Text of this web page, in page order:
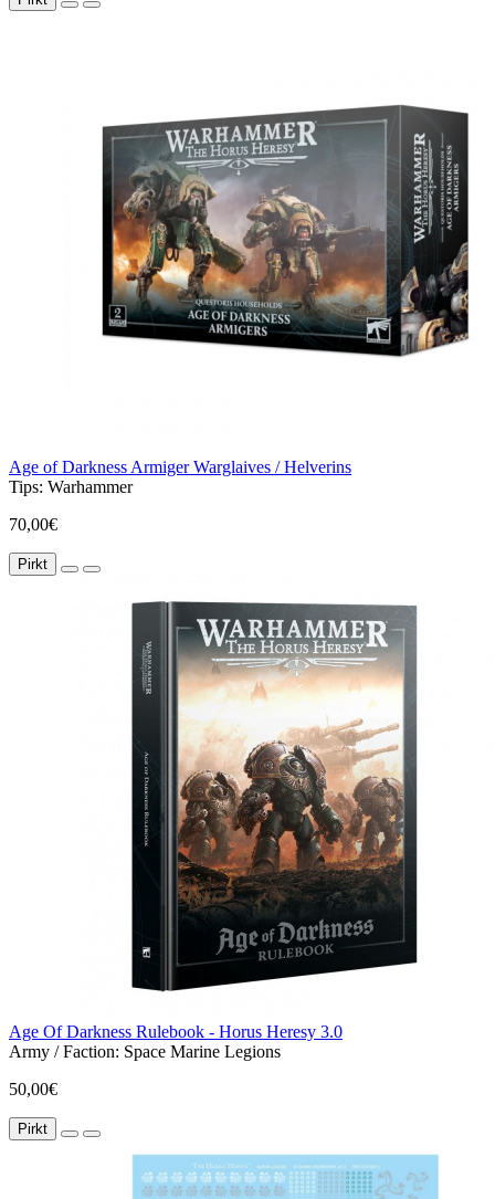
Age of Darkness Armiger Warglaives / Helverins
Tips: Warhammer
70,00€
Pirkt
Age Of Darkness Rulebook - Horus Heresy 3.0
Army / Faction: Space Marine Legions
50,00€
Pirkt